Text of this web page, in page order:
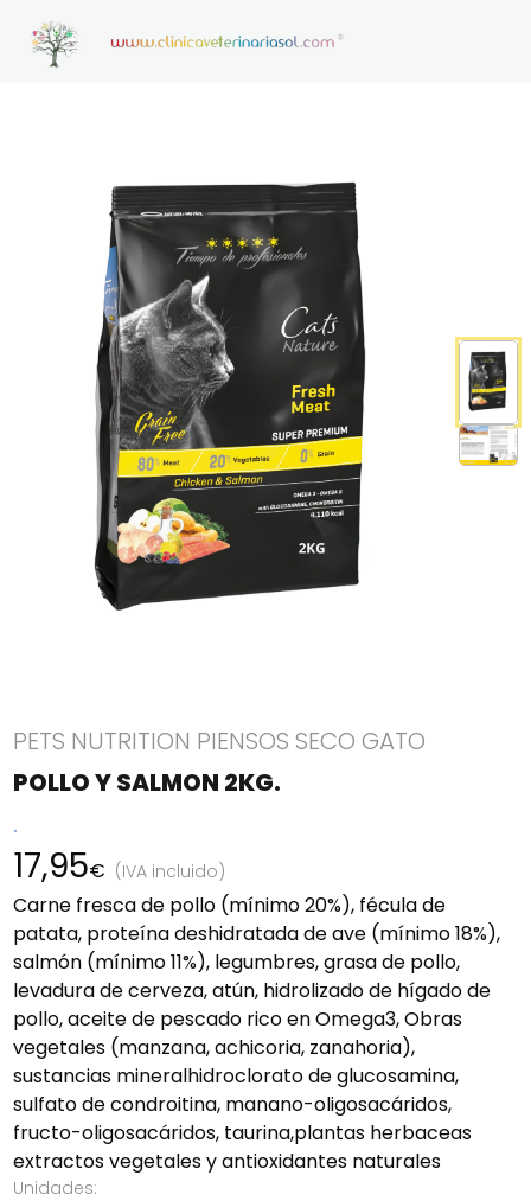
NOTICIAS
PETS NUTRITION PIENSOS SECO GATO
POLLO Y SALMON 2KG.
.
17,95€ (IVA incluido)
Carne fresca de pollo (mínimo 20%), fécula de
patata, proteína deshidratada de ave (mínimo 18%),
salmón (mínimo 11%), legumbres, grasa de pollo,
levadura de cerveza, atún, hidrolizado de hígado de
pollo, aceite de pescado rico en Omega3, Obras
vegetales (manzana, achicoria, zanahoria),
sustancias mineralhidroclorato de glucosamina,
sulfato de condroitina, manano-oligosacáridos,
fructo-oligosacáridos, taurina,plantas herbaceas
extractos vegetales y antioxidantes naturales
Unidades: